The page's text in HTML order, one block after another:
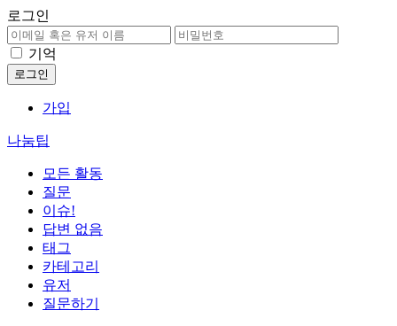
로그인
기억
가입
나눔팁
모든 활동
질문
이슈!
답변 없음
태그
카테고리
유저
질문하기